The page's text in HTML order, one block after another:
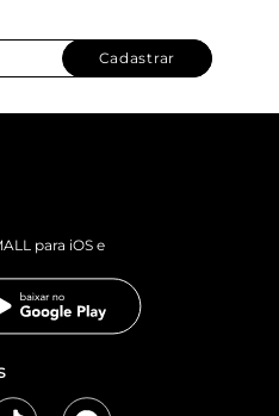
Cadastrar
para iOS e